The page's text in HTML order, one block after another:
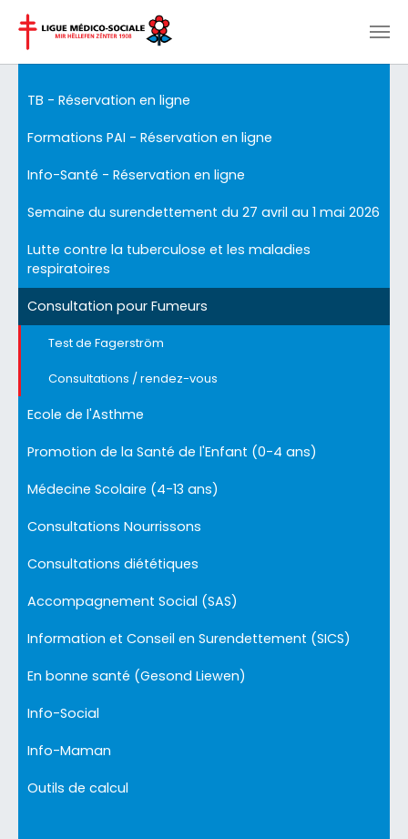
TB - Réservation en ligne
Formations PAI - Réservation en ligne
Info-Santé - Réservation en ligne
Semaine du surendettement du 27 avril au 1 mai 2026
Lutte contre la tuberculose et les maladies
respiratoires
Consultation pour Fumeurs
Test de Fagerström
Consultations / rendez-vous
Ecole de l'Asthme
Promotion de la Santé de l'Enfant (0-4 ans)
Médecine Scolaire (4-13 ans)
Consultations Nourrissons
Consultations diététiques
Accompagnement Social (SAS)
Information et Conseil en Surendettement (SICS)
En bonne santé (Gesond Liewen)
Info-Social
Info-Maman
Outils de calcul